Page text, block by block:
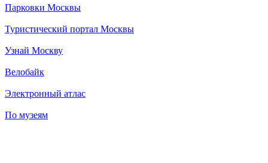
Парковки Москвы
Туристический портал Москвы
Узнай Москву
Велобайк
Электронный атлас
По музеям